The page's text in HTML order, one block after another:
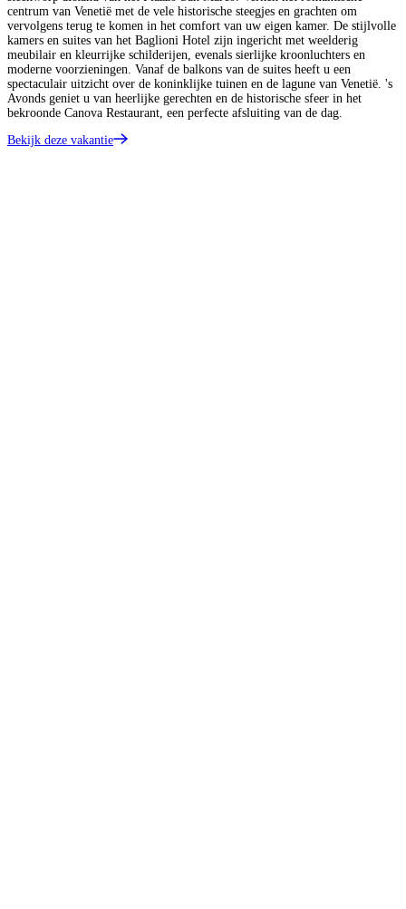
centrum van Venetië met de vele historische steegjes en grachten om
vervolgens terug te komen in het comfort van uw eigen kamer. De stijlvolle
kamers en suites van het Baglioni Hotel zijn ingericht met weelderig
meubilair en kleurrijke schilderijen, evenals sierlijke kroonluchters en
moderne voorzieningen. Vanaf de balkons van de suites heeft u een
spectaculair uitzicht over de koninklijke tuinen en de lagune van Venetië. 's
Avonds geniet u van heerlijke gerechten en de historische sfeer in het
bekroonde Canova Restaurant, een perfecte afsluiting van de dag.
Bekijk deze vakantie